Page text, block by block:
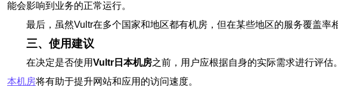
能会影响到业务的正常运行。
最后，虽然Vultr在多个国家和地区都有机房，但在某些地区的服务覆盖
三、使用建议
在决定是否使用Vultr日本机房之前，用户应根据自身的实际需求进行评
本机房将有助于提升网站和应用的访问速度。